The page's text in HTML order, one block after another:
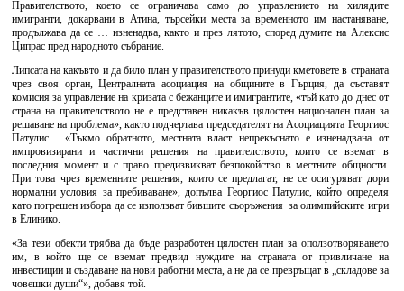
Правителството, което се ограничава само до управлението на хилядите
имигранти, докарвани в Атина, търсейки места за временното им настаняване,
продължава да се … изненадва, както и през лятото, според думите на Алексис
Ципрас пред народното събрание.
Липсата на какъвто и да било план у правителството принуди кметовете в страната
чрез своя орган, Централната асоциация на общините в Гърция, да съставят
комисия за управление на кризата с бежанците и имигрантите, «тъй като до днес от
страна на правителството не е представен никакъв цялостен национален план за
решаване на проблема», както подчертава председателят на Асоциацията Георгиос
Патулис. «Тъкмо обратното, местната власт непрекъснато е изненадвана от
импровизирани и частични решения на правителството, които се вземат в
последния момент и с право предизвикват безпокойство в местните общности.
При това чрез временните решения, които се предлагат, не се осигуряват дори
нормални условия за пребиваване», допълва Георгиос Патулис, който определя
като погрешен избора да се използват бившите съоръжения за олимпийските игри
в Елинико.
«За тези обекти трябва да бъде разработен цялостен план за оползотворяването
им, в който ще се вземат предвид нуждите на страната от привличане на
инвестиции и създаване на нови работни места, а не да се превръщат в „складове за
човешки души“», добавя той.